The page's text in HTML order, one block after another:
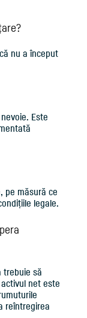
nu a început
Este
pe măsură ce
legale.
trebuie să
net este
reîntregirea